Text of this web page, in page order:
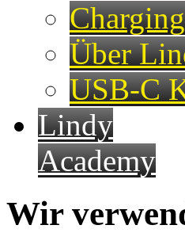
Über
USB-C
Lindy
Academy
Wir